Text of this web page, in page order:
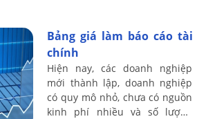
gói ...
Bảng giá làm báo cáo tài
chính
Hiện nay, các doanh nghiệp
mới thành lập, doanh nghiệp
có quy mô nhỏ, chưa có nguồn
kinh phí nhiều và số lượng